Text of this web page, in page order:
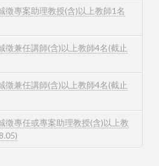
徵專案助理教授(含)以上教師1名
徵兼任講師(含)以上教師4名(截止
徵兼任講師(含)以上教師4名(截止
徵專任或專案助理教授(含)以上教